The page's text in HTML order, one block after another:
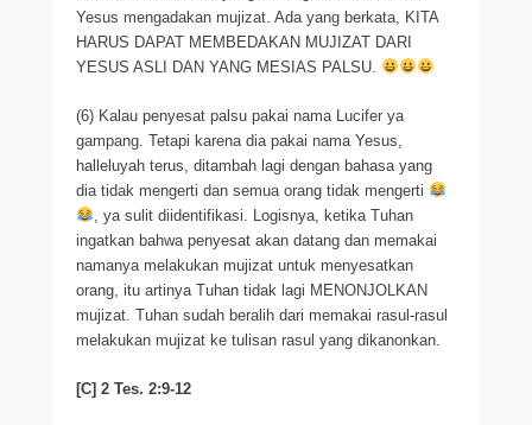
Yesus mengadakan mujizat. Ada yang berkata, KITA
HARUS DAPAT MEMBEDAKAN MUJIZAT DARI
YESUS ASLI DAN YANG MESIAS PALSU.
(6) Kalau penyesat palsu pakai nama Lucifer ya
gampang. Tetapi karena dia pakai nama Yesus,
halleluyah terus, ditambah lagi dengan bahasa yang
dia tidak mengerti dan semua orang tidak mengerti
, ya sulit diidentifikasi. Logisnya, ketika Tuhan
ingatkan bahwa penyesat akan datang dan memakai
namanya melakukan mujizat untuk menyesatkan
orang, itu artinya Tuhan tidak lagi MENONJOLKAN
mujizat. Tuhan sudah beralih dari memakai rasul-rasul
melakukan mujizat ke tulisan rasul yang dikanonkan.
[C] 2 Tes. 2:9-12